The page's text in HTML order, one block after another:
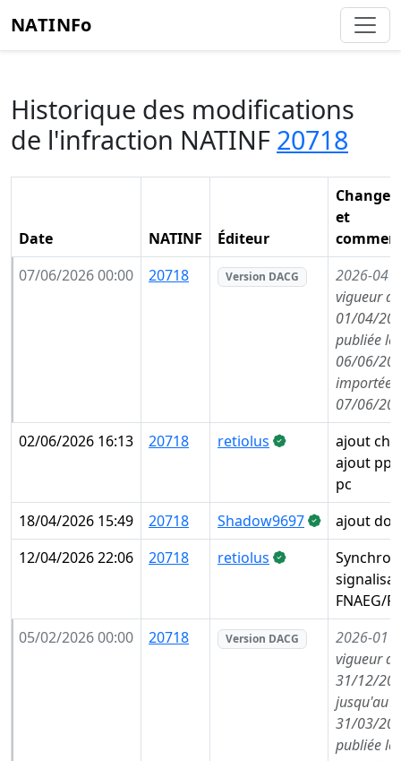
NATINFo
Historique des modifications
de l'infraction NATINF 20718
Date NATINF Éditeur
et
07/06/2026 00:00
20718 Version DACG 2026-04
vigueur
01/04/
publiée le
06/06/
importée
07/06/
02/06/2026 16:13
20718 retiolus
ajout
ajout pp
pc
18/04/2026 15:49
20718 Shadow9697
ajout
12/04/2026 22:06
20718 retiolus
FNAEG/
05/02/2026 00:00
20718 Version DACG 2026-01
vigueur
31/12/
jusqu'au
31/03/
publiée le